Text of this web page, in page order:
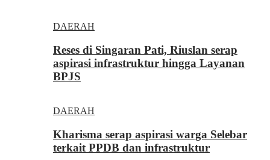
DAERAH
Reses di Singaran Pati, Riuslan serap
aspirasi infrastruktur hingga Layanan
BPJS
DAERAH
Kharisma serap aspirasi warga Selebar
terkait PPDB dan infrastruktur